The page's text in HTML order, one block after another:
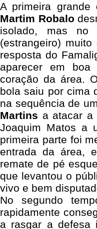
A primeira grande
Martim Robalo
isolado, mas
(estrangeiro)
resposta do
aparecer em boa
coração da área.
bola saiu por cima
na sequência de
Martins a atacar a
Joaquim Matos a
primeira parte foi
entrada da área,
remate de pé
que levantou o
vivo e bem
No segundo
rapidamente
a rasgar a defesa